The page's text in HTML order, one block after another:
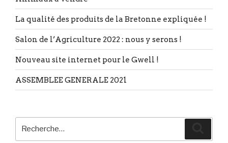
La qualité des produits de la Bretonne expliquée !
Salon de l’Agriculture 2022 : nous y serons !
Nouveau site internet pour le Gwell !
ASSEMBLEE GENERALE 2021